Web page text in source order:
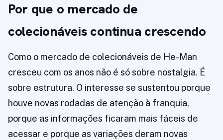
Por que o mercado de
colecionáveis continua crescendo
Como o mercado de colecionáveis de He-Man
cresceu com os anos não é só sobre nostalgia. É
sobre estrutura. O interesse se sustentou porque
houve novas rodadas de atenção à franquia,
porque as informações ficaram mais fáceis de
acessar e porque as variações deram novas